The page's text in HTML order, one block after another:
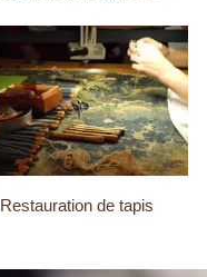
Restauration de tapis